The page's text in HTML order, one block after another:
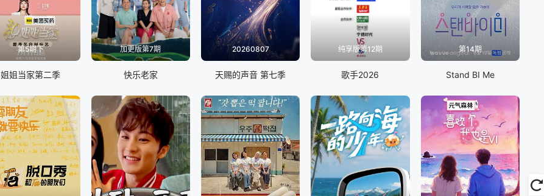
第5期下
姐姐当家第二季
加更版第7期
快乐老家
20260807
天赐的声音 第七季
纯享版第12期
歌手2026
第14期
Stand BI Me